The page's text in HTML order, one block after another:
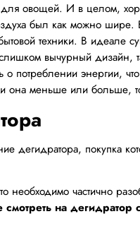
для овощей. И в целом,
был как можно
техники. В
вычурный дизайн,
о потреблении энергии,
меньше или больше, то
дегидратора, покупка
необходимо частично
на